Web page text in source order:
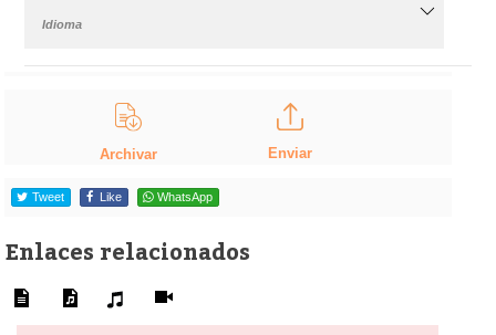
Idioma
Archivar Enviar
Tweet Like WhatsApp
Enlaces relacionados